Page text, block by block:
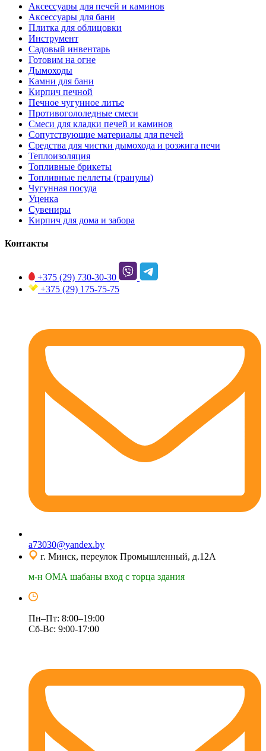
Аксессуары для печей и каминов
Аксессуары для бани
Плитка для облицовки
Инструмент
Садовый инвентарь
Готовим на огне
Дымоходы
Камни для бани
Кирпич печной
Печное чугунное литье
Противогололедные смеси
Смеси для кладки печей и каминов
Сопутствующие материалы для печей
Средства для чистки дымохода и розжига печи
Теплоизоляция
Топливные брикеты
Топливные пеллеты (гранулы)
Чугунная посуда
Уценка
Сувениры
Кирпич для дома и забора
Контакты
+375 (29) 730-30-30
+375 (29) 175-75-75
a73030@yandex.by
г. Минск, переулок Промышленный, д.12А
м-н ОМА шабаны вход с торца здания
Пн–Пт: 8:00–19:00
Сб-Вс: 9:00-17:00